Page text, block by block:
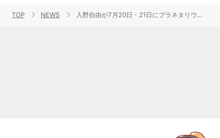
TOP NEWS 入野自由が7月20日・21日にプラネタリウムで音楽ライブを初開催！